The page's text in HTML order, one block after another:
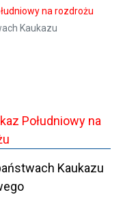
na rozdrożu
Kaukazu
Południowy na
Kaukazu